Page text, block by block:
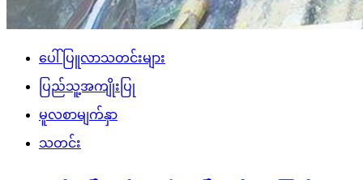
ပေါ်ပြူလာသတင်းများ
ပြည်သူ့အကျိုးပြု
မူလစာမျက်နှာ
သတင်း